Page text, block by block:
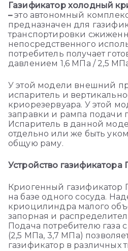
Газификатор холодный
–это автономный
предназначен для
транспортировки
непосредственного
потребитель получает
давлением 1,6 МПа / 2,5
У этой модели внешний
испаритель и
криорезервуара. У этой
заправки и рампа подачи
Испаритель в данной
отдельно или же быть
общую раму.
Устройство газификатора
Криогенный газификатор
на базе одного сосуда.
криоцилиндра малого
запорная и
Подача потребителю газа
(2,5 МПа, 3,7 МПа)
газификатор в различных